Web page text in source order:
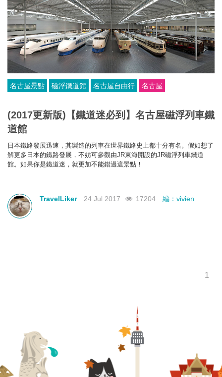
名古屋景點 磁浮鐵道館 名古屋自由行 名古屋
(2017更新版)【鐵道迷必到】名古屋磁浮列車鐵
道館
日本鐵路發展迅速，其製造的列車在世界鐵路史上都十分有名。假如想了
解更多日本的鐵路發展，不妨可參觀由JR東海開設的JR磁浮列車鐵道
館。如果你是鐵道迷，就更加不能錯過這景點！
TravelLiker 24 Jul 2017 17204 編：vivien
1